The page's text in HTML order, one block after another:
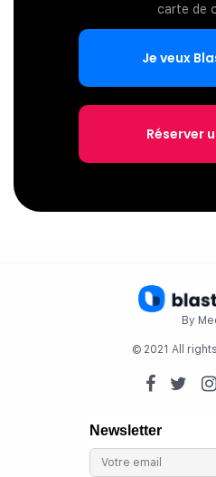
carte de
Je veux
Réserver
By
© 2021 All